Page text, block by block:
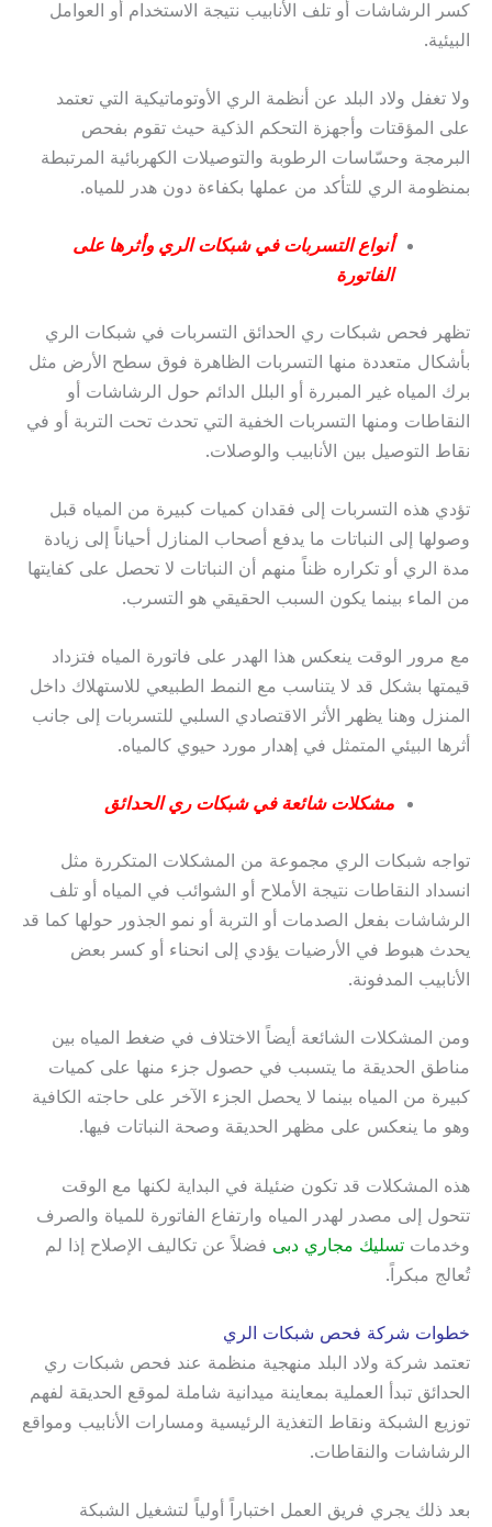
كسر الرشاشات أو تلف الأنابيب نتيجة الاستخدام أو العوامل
البيئية.
ولا تغفل ولاد البلد عن أنظمة الري الأوتوماتيكية التي تعتمد
على المؤقتات وأجهزة التحكم الذكية حيث تقوم بفحص
البرمجة وحسّاسات الرطوبة والتوصيلات الكهربائية المرتبطة
بمنظومة الري للتأكد من عملها بكفاءة دون هدر للمياه.
أنواع التسربات في شبكات الري وأثرها على
الفاتورة
تظهر فحص شبكات ري الحدائق التسربات في شبكات الري
بأشكال متعددة منها التسربات الظاهرة فوق سطح الأرض مثل
برك المياه غير المبررة أو البلل الدائم حول الرشاشات أو
النقاطات ومنها التسربات الخفية التي تحدث تحت التربة أو في
نقاط التوصيل بين الأنابيب والوصلات.
تؤدي هذه التسربات إلى فقدان كميات كبيرة من المياه قبل
وصولها إلى النباتات ما يدفع أصحاب المنازل أحياناً إلى زيادة
مدة الري أو تكراره ظناً منهم أن النباتات لا تحصل على كفايتها
من الماء بينما يكون السبب الحقيقي هو التسرب.
مع مرور الوقت ينعكس هذا الهدر على فاتورة المياه فتزداد
قيمتها بشكل قد لا يتناسب مع النمط الطبيعي للاستهلاك داخل
المنزل وهنا يظهر الأثر الاقتصادي السلبي للتسربات إلى جانب
أثرها البيئي المتمثل في إهدار مورد حيوي كالمياه.
مشكلات شائعة في شبكات ري الحدائق
تواجه شبكات الري مجموعة من المشكلات المتكررة مثل
انسداد النقاطات نتيجة الأملاح أو الشوائب في المياه أو تلف
الرشاشات بفعل الصدمات أو التربة أو نمو الجذور حولها كما قد
يحدث هبوط في الأرضيات يؤدي إلى انحناء أو كسر بعض
الأنابيب المدفونة.
ومن المشكلات الشائعة أيضاً الاختلاف في ضغط المياه بين
مناطق الحديقة ما يتسبب في حصول جزء منها على كميات
كبيرة من المياه بينما لا يحصل الجزء الآخر على حاجته الكافية
وهو ما ينعكس على مظهر الحديقة وصحة النباتات فيها.
هذه المشكلات قد تكون ضئيلة في البداية لكنها مع الوقت
تتحول إلى مصدر لهدر المياه وارتفاع الفاتورة للمياة والصرف
وخدمات تسليك مجاري دبى فضلاً عن تكاليف الإصلاح إذا لم
تُعالج مبكراً.
خطوات شركة فحص شبكات الري
تعتمد شركة ولاد البلد منهجية منظمة عند فحص شبكات ري
الحدائق تبدأ العملية بمعاينة ميدانية شاملة لموقع الحديقة لفهم
توزيع الشبكة ونقاط التغذية الرئيسية ومسارات الأنابيب ومواقع
الرشاشات والنقاطات.
بعد ذلك يجري فريق العمل اختباراً أولياً لتشغيل الشبكة